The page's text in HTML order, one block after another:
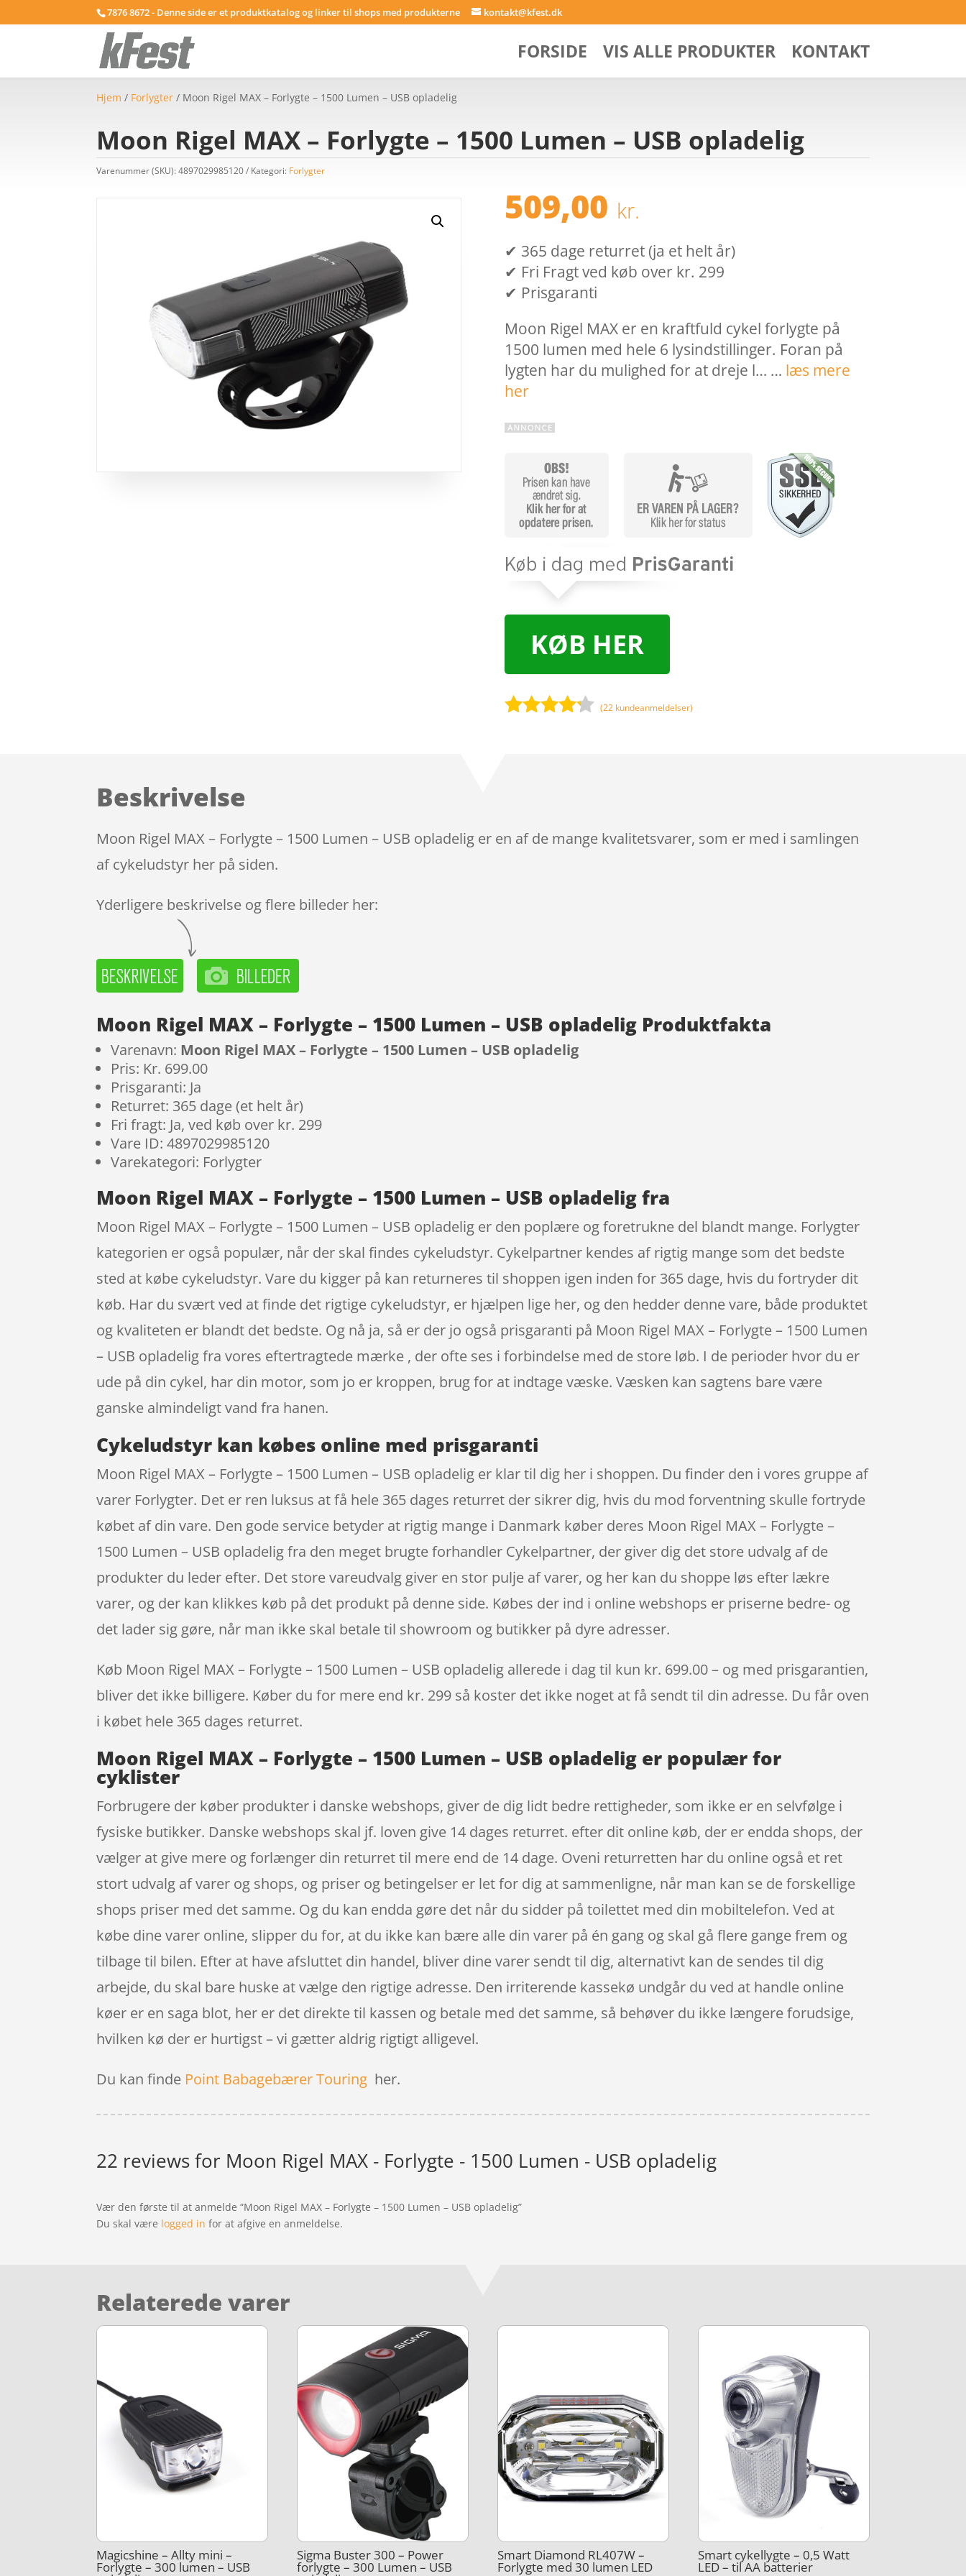
7876 8672 - Denne side er et produktkatalog og linker til shops med produkterne kontakt@kfest.dk
FORSIDE VIS ALLE PRODUKTER KONTAKT
Hjem / Forlygter / Moon Rigel MAX – Forlygte – 1500 Lumen – USB opladelig
Moon Rigel MAX – Forlygte – 1500 Lumen – USB opladelig
Varenummer (SKU):4897029985120 Kategori: Forlygter
509,00 kr.
✔ 365 dage returret (ja et helt år)
✔ Fri Fragt ved køb over kr. 299
✔ Prisgaranti
Moon Rigel MAX er en kraftfuld cykel forlygte på
1500 lumen med hele 6 lysindstillinger. Foran på
lygten har du mulighed for at dreje l… … læs mere
her
KØB HER
mmelser
(22 kundeanmeldelser)
Beskrivelse
Moon Rigel MAX – Forlygte – 1500 Lumen – USB opladelig er en af de mange kvalitetsvarer, som er med i samlingen
af cykeludstyr her på siden.
Yderligere beskrivelse og flere billeder her:
Moon Rigel MAX – Forlygte – 1500 Lumen – USB opladelig Produktfakta
Varenavn: Moon Rigel MAX – Forlygte – 1500 Lumen – USB opladelig
Pris: Kr. 699.00
Prisgaranti: Ja
Returret: 365 dage (et helt år)
Fri fragt: Ja, ved køb over kr. 299
Vare ID: 4897029985120
Varekategori: Forlygter
Moon Rigel MAX – Forlygte – 1500 Lumen – USB opladelig fra
Moon Rigel MAX – Forlygte – 1500 Lumen – USB opladelig er den poplære og foretrukne del blandt mange. Forlygter
kategorien er også populær, når der skal findes cykeludstyr. Cykelpartner kendes af rigtig mange som det bedste
sted at købe cykeludstyr. Vare du kigger på kan returneres til shoppen igen inden for 365 dage, hvis du fortryder dit
køb. Har du svært ved at finde det rigtige cykeludstyr, er hjælpen lige her, og den hedder denne vare, både produktet
og kvaliteten er blandt det bedste. Og nå ja, så er der jo også prisgaranti på Moon Rigel MAX – Forlygte – 1500 Lumen
– USB opladelig fra vores eftertragtede mærke , der ofte ses i forbindelse med de store løb. I de perioder hvor du er
ude på din cykel, har din motor, som jo er kroppen, brug for at indtage væske. Væsken kan sagtens bare være
ganske almindeligt vand fra hanen.
Cykeludstyr kan købes online med prisgaranti
Moon Rigel MAX – Forlygte – 1500 Lumen – USB opladelig er klar til dig her i shoppen. Du finder den i vores gruppe af
varer Forlygter. Det er ren luksus at få hele 365 dages returret der sikrer dig, hvis du mod forventning skulle fortryde
købet af din vare. Den gode service betyder at rigtig mange i Danmark køber deres Moon Rigel MAX – Forlygte –
1500 Lumen – USB opladelig fra den meget brugte forhandler Cykelpartner, der giver dig det store udvalg af de
produkter du leder efter. Det store vareudvalg giver en stor pulje af varer, og her kan du shoppe løs efter lækre
varer, og der kan klikkes køb på det produkt på denne side. Købes der ind i online webshops er priserne bedre- og
det lader sig gøre, når man ikke skal betale til showroom og butikker på dyre adresser.
Køb Moon Rigel MAX – Forlygte – 1500 Lumen – USB opladelig allerede i dag til kun kr. 699.00 – og med prisgarantien,
bliver det ikke billigere. Køber du for mere end kr. 299 så koster det ikke noget at få sendt til din adresse. Du får oven
i købet hele 365 dages returret.
Moon Rigel MAX – Forlygte – 1500 Lumen – USB opladelig er populær for
cyklister
Forbrugere der køber produkter i danske webshops, giver de dig lidt bedre rettigheder, som ikke er en selvfølge i
fysiske butikker. Danske webshops skal jf. loven give 14 dages returret. efter dit online køb, der er endda shops, der
vælger at give mere og forlænger din returret til mere end de 14 dage. Oveni returretten har du online også et ret
stort udvalg af varer og shops, og priser og betingelser er let for dig at sammenligne, når man kan se de forskellige
shops priser med det samme. Og du kan endda gøre det når du sidder på toilettet med din mobiltelefon. Ved at
købe dine varer online, slipper du for, at du ikke kan bære alle din varer på én gang og skal gå flere gange frem og
tilbage til bilen. Efter at have afsluttet din handel, bliver dine varer sendt til dig, alternativt kan de sendes til dig
arbejde, du skal bare huske at vælge den rigtige adresse. Den irriterende kassekø undgår du ved at handle online
køer er en saga blot, her er det direkte til kassen og betale med det samme, så behøver du ikke længere forudsige,
hvilken kø der er hurtigst – vi gætter aldrig rigtigt alligevel.
Du kan finde Point Babagebærer Touring her.
22 reviews for Moon Rigel MAX - Forlygte - 1500 Lumen - USB opladelig
Vær den første til at anmelde “Moon Rigel MAX – Forlygte – 1500 Lumen – USB opladelig”
Du skal være logged in for at afgive en anmeldelse.
Relaterede varer
Magicshine – Allty mini –
Forlygte – 300 lumen – USB
Sigma Buster 300 – Power
forlygte – 300 Lumen – USB
Smart Diamond RL407W –
Forlygte med 30 lumen LED
Smart cykellygte – 0,5 Watt
LED – til AA batterier